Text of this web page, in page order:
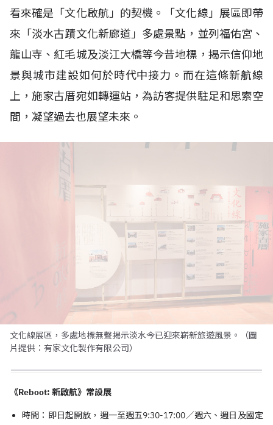
看來確是「文化啟航」的契機。「文化線」展區即帶
來「淡水古蹟文化新廊道」多處景點，並列福佑宮、
龍山寺、紅毛城及淡江大橋等今昔地標，揭示信仰地
景與城市建設如何於時代中接力。而在這條新航線
上，施家古厝宛如轉運站，為訪客提供駐足和思索空
間，凝望過去也展望未來。
文化線展區，多處地標無聲揭示淡水今已迎來嶄新旅遊風景。（圖
片提供：有家文化製作有限公司）
《Reboot: 新啟航》常設展
時間：即日起開放，週一至週五9:30-17:00／週六、週日及國定